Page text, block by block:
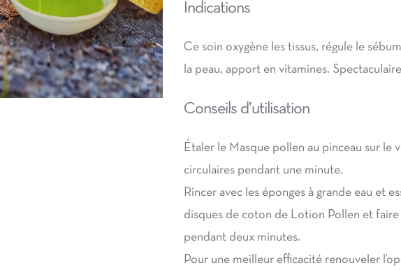
Indications
Ce soin oxygène les tissus, régule le
la peau, apport en vitamines.
Conseils d’utilisation
Étaler le Masque pollen au pinceau sur le
circulaires pendant une minute.
Rincer avec les éponges à grande eau et
disques de coton de Lotion Pollen et
pendant deux minutes.
Pour une meilleur efficacité renouveler